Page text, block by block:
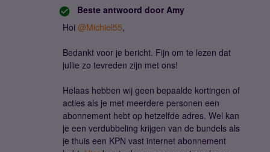
Beste antwoord door Amy
Hoi ​ @Michiel55,
Bedankt voor je bericht. Fijn om te lezen dat
jullie zo tevreden zijn met ons!
Helaas hebben wij geen bepaalde kortingen of
acties als je met meerdere personen een
abonnement hebt op hetzelfde adres. Wel kan
je een verdubbeling krijgen van de bundels als
je thuis een KPN vast internet abonnement